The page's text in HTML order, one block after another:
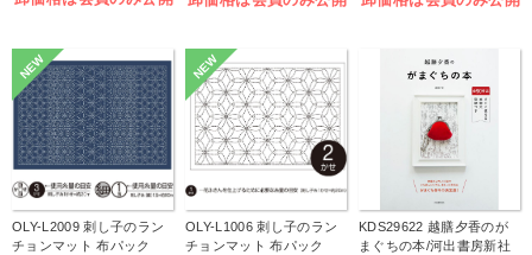
NEW
OLY-L2009 刺し子のラン
チョンマット 布パック
NEW
OLY-L1006 刺し子のラン
チョンマット 布パック
KDS29622 越膳夕香のが
まぐちの本/河出書房新社